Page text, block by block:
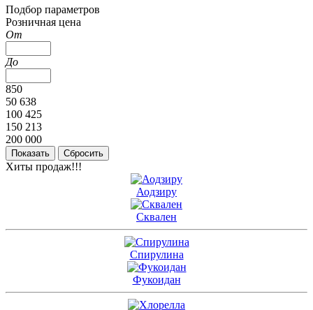
Подбор параметров
Розничная цена
От
До
850
50 638
100 425
150 213
200 000
Хиты продаж!!!
Аодзиру
Сквален
Спирулина
Фукоидан